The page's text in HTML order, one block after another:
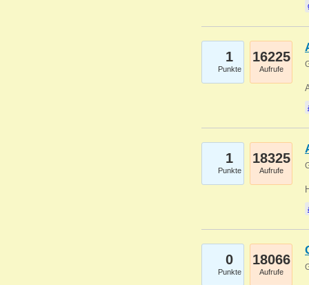
1
Punkte
16225
Aufrufe
1
Punkte
18325
Aufrufe
0
Punkte
18066
Aufrufe